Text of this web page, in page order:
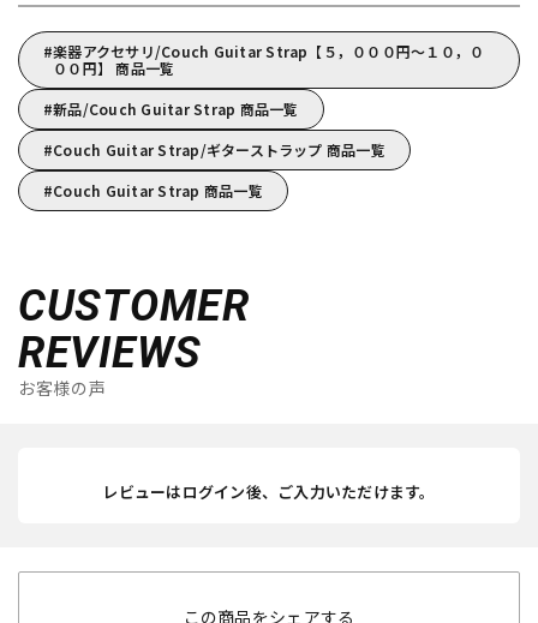
楽器アクセサリ/Couch Guitar Strap【５，０００円～１０，０
００円】 商品一覧
新品/Couch Guitar Strap 商品一覧
Couch Guitar Strap/ギターストラップ 商品一覧
Couch Guitar Strap 商品一覧
CUSTOMER
REVIEWS
お客様の声
レビューはログイン後、ご入力いただけます。
この商品をシェアする